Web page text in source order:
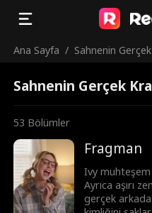
Ana Sayfa / Sahnenin
Sahnenin Gerçek
53 Bölümler
Fragman
Ivy muhteşem
Ayrıca aşırı
gerçek